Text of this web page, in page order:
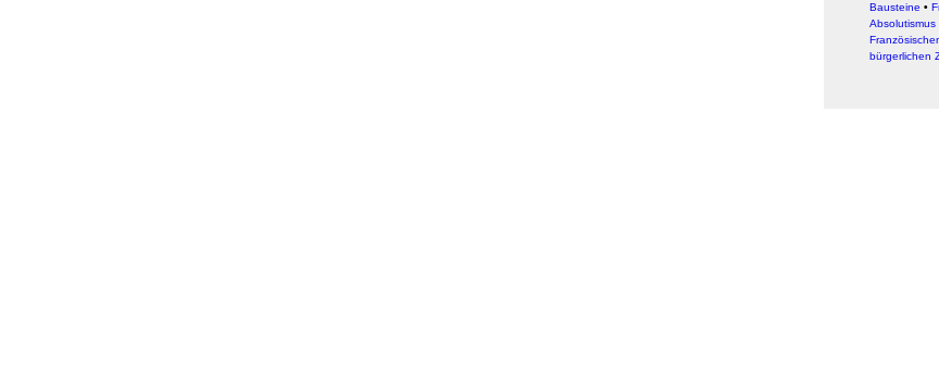
Bausteine •
Absolutismus
bürgerlichen